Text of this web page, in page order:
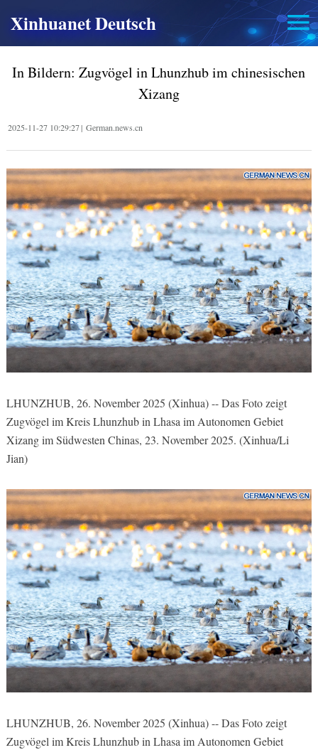
Xinhuanet Deutsch
In Bildern: Zugvögel in Lhunzhub im chinesischen
Xizang
2025-11-27 10:29:27| German.news.cn
LHUNZHUB, 26. November 2025 (Xinhua) -- Das Foto zeigt
Zugvögel im Kreis Lhunzhub in Lhasa im Autonomen Gebiet
Xizang im Südwesten Chinas, 23. November 2025. (Xinhua/Li
Jian)
LHUNZHUB, 26. November 2025 (Xinhua) -- Das Foto zeigt
Zugvögel im Kreis Lhunzhub in Lhasa im Autonomen Gebiet